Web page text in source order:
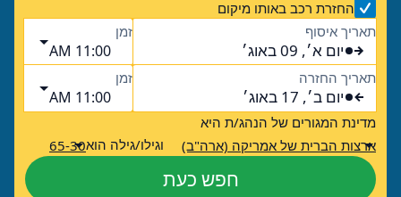
החזרת רכב באותו מיקום
תאריך איסוף
יום א׳, 09 באוג׳
זמן
11:00 AM
תאריך החזרה
יום ב׳, 17 באוג׳
זמן
11:00 AM
מדינת המגורים של הנהג/ת היא
ארצות הברית של אמריקה (ארה"ב)
וגילו/גילה הוא65-30
חפש כעת